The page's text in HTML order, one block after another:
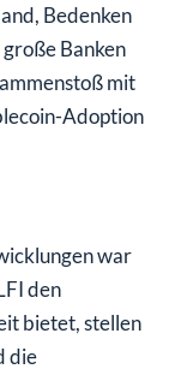
Bedenken
Banken
mit
Adoption
war
den
bietet, stellen
die